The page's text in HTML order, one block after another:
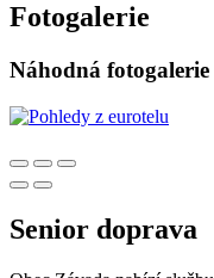
Fotogalerie
Náhodná fotogalerie
Senior doprava